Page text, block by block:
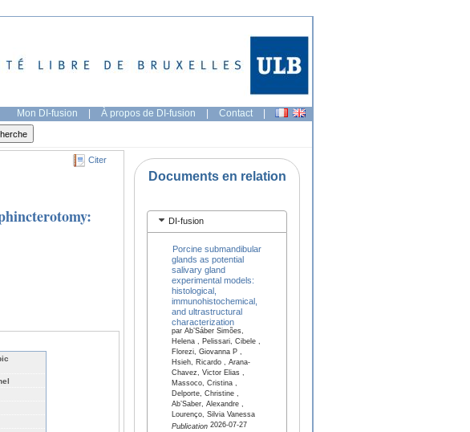
Mon DI-fusion | À propos de DI-fusion | Contact |
Citer
Documents en relation
DI-fusion
Porcine submandibular
glands as potential
salivary gland
experimental models:
histological,
immunohistochemical,
and ultrastructural
characterization
par Ab’Sáber Simões,
Helena , Pelissari, Cibele ,
Florezi, Giovanna P ,
Hsieh, Ricardo , Arana-
Chavez, Victor Elias ,
Massoco, Cristina ,
Delporte, Christine ,
Ab’Saber, Alexandre ,
Lourenço, Silvia Vanessa
Publication2026-07-27